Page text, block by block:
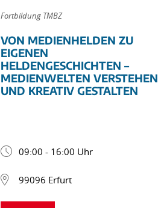
Fortbildung TMBZ
VON MEDIENHELDEN ZU
EIGENEN
HELDENGESCHICHTEN –
MEDIENWELTEN VERSTEHEN
UND KREATIV GESTALTEN
09:00 - 16:00 Uhr
99096 Erfurt